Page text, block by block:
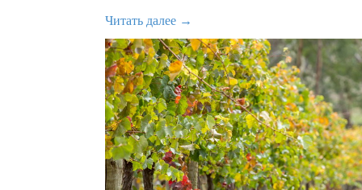
Читать далее →